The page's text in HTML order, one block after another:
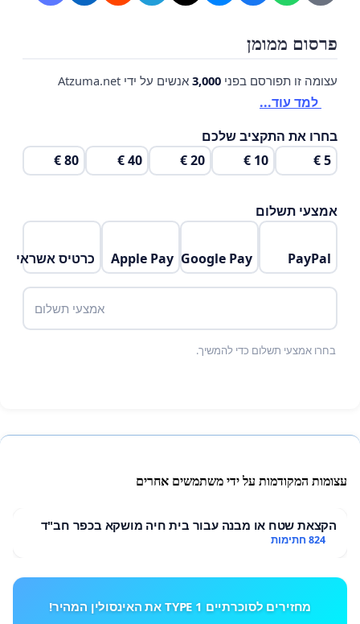
פרסום ממומן
עצומה זו תפורסם בפני 3,000 אנשים על ידי Atzuma.net
למד עוד...
בחרו את התקציב שלכם
5 €
10 €
20 €
40 €
80 €
אמצעי תשלום
PayPal
Google Pay
Apple Pay כרטיס אשראי
אמצעי תשלום
בחרו אמצעי תשלום כדי להמשיך.
עצומות המקודמות על ידי משתמשים אחרים
הקצאת שטח או מבנה עבור בית חיה מושקא בכפר חב"ד
824 חתימות
מחזירים לסוכרתיים TYPE 1 את האינסולין המהיר!